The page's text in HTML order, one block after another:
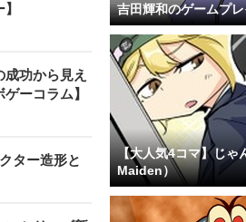
功から見え
ーコラム】
ター造形と
吉田輝和のゲームプ
【大人気4コマ】じ
Maiden）